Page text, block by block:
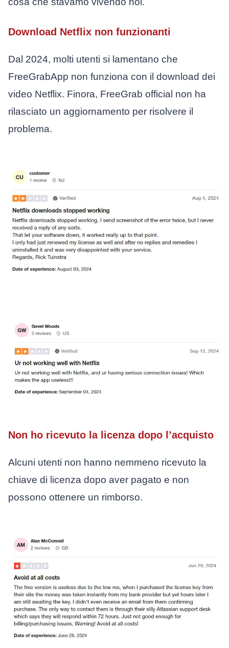
Download Netflix non funzionanti
Dal 2024, molti utenti si lamentano che
FreeGrabApp non funziona con il download dei
video Netflix. Finora, FreeGrab official non ha
rilasciato un aggiornamento per risolvere il
problema.
Non ho ricevuto la licenza dopo l’acquisto
Alcuni utenti non hanno nemmeno ricevuto la
chiave di licenza dopo aver pagato e non
possono ottenere un rimborso.